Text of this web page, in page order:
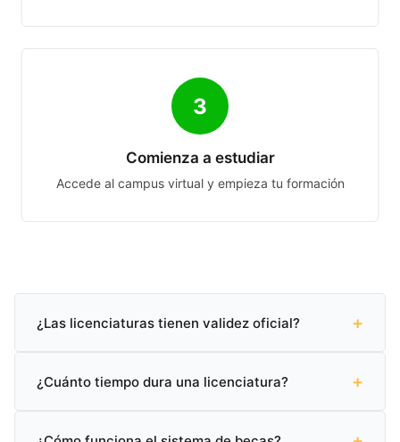
3
Comienza a estudiar
Accede al campus virtual y empieza tu formación
¿Las licenciaturas tienen validez oficial? +
oficial SEP (Secretaría de Educación Pública) en
¿Cuánto tiempo dura una licenciatura? +
nuestro programa acelerado, o completarla en el